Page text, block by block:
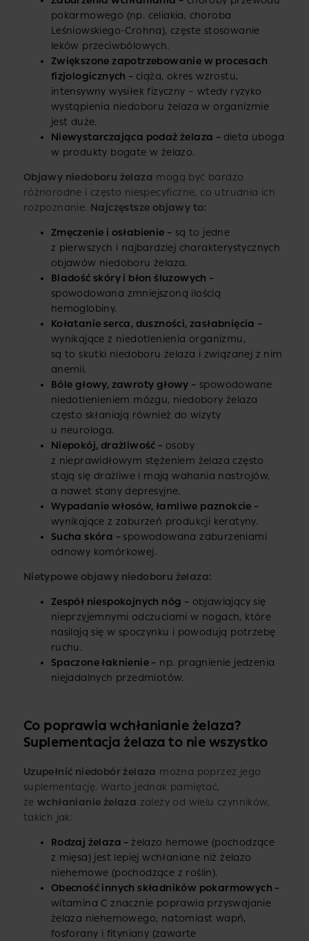
pokarmowego (np. celiakia, choroba
Leśniowskiego-Crohna), częste stosowanie
leków przeciwbólowych.
Zwiększone zapotrzebowanie w procesach
fizjologicznych – ciąża, okres wzrostu,
intensywny wysiłek fizyczny – wtedy ryzyko
wystąpienia niedoboru żelaza w organizmie
jest duże.
Niewystarczająca podaż żelaza – dieta uboga
w produkty bogate w żelazo.
Objawy niedoboru żelaza mogą być bardzo
różnorodne i często niespecyficzne, co utrudnia ich
rozpoznanie. Najczęstsze objawy to:
Zmęczenie i osłabienie – są to jedne
z pierwszych i najbardziej charakterystycznych
objawów niedoboru żelaza.
Bladość skóry i błon śluzowych –
spowodowana zmniejszoną ilością
hemoglobiny.
Kołatanie serca, duszności, zasłabnięcia –
wynikające z niedotlenienia organizmu,
są to skutki niedoboru żelaza i związanej z nim
anemii.
Bóle głowy, zawroty głowy – spowodowane
niedotlenieniem mózgu, niedobory żelaza
często skłaniają również do wizyty
u neurologa.
Niepokój, drażliwość – osoby
z nieprawidłowym stężeniem żelaza często
stają się drażliwe i mają wahania nastrojów,
a nawet stany depresyjne.
Wypadanie włosów, łamliwe paznokcie –
wynikające z zaburzeń produkcji keratyny.
Sucha skóra – spowodowana zaburzeniami
odnowy komórkowej.
Nietypowe objawy niedoboru żelaza:
Zespół niespokojnych nóg – objawiający się
nieprzyjemnymi odczuciami w nogach, które
nasilają się w spoczynku i powodują potrzebę
ruchu.
Spaczone łaknienie – np. pragnienie jedzenia
niejadalnych przedmiotów.
Co poprawia wchłanianie żelaza?
Suplementacja żelaza to nie wszystko
Uzupełnić niedobór żelaza można poprzez jego
suplementację. Warto jednak pamiętać,
że wchłanianie żelaza zależy od wielu czynników,
takich jak:
Rodzaj żelaza –żelazo hemowe (pochodzące
z mięsa) jest lepiej wchłaniane niż żelazo
niehemowe (pochodzące z roślin).
Obecność innych składników pokarmowych –
witamina C znacznie poprawia przyswajanie
żelaza niehemowego, natomiast wapń,
fosforany i fityniany (zawarte